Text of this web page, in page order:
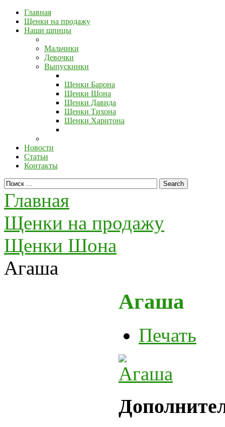
Главная
Щенки на продажу
Наши шпицы
Мальчики
Девочки
Выпускники
Щенки Барона
Щенки Шона
Щенки Давида
Щенки Тихона
Щенки Харитона
Новости
Статьи
Контакты
Главная
Щенки на продажу
Щенки Шона
Агаша
Агаша
Печать